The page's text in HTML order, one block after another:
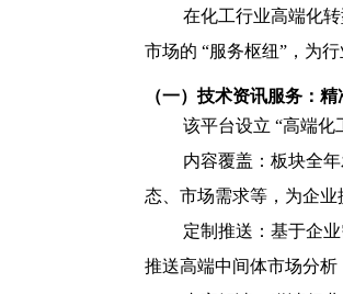
在化工行业高端化
市场的 “服务枢纽”，为
（一）技术资讯服务：
该平台设立 “高端化
内容覆盖：板块全
态、市场需求等，为企业
定制推送：基于企
推送高端中间体市场分析